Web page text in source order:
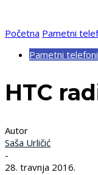
Početna Pametni
Pametni telefoni
HTC
Autor
Saša Urličić
-
28. travnja 2016.